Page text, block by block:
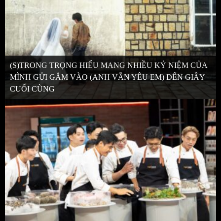
(S)TRONG TRỌNG HIẾU MANG NHIỀU KỶ NIỆM CỦA
MÌNH GỬI GẮM VÀO (ANH VẪN YÊU EM) ĐẾN GIÂY
CUỐI CÙNG